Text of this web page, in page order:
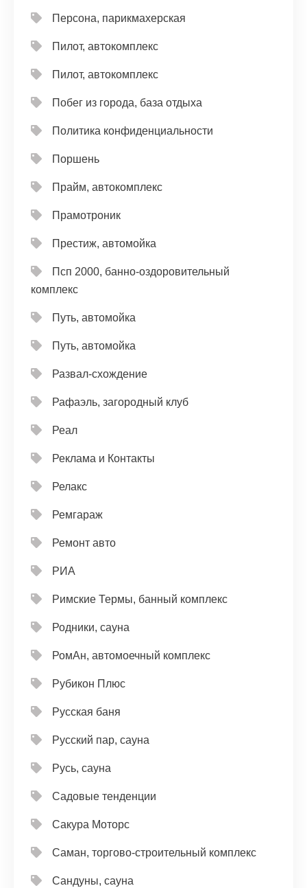
Персона, парикмахерская
Пилот, автокомплекс
Пилот, автокомплекс
Побег из города, база отдыха
Политика конфиденциальности
Поршень
Прайм, автокомплекс
Прамотроник
Престиж, автомойка
Псп 2000, банно-оздоровительный
комплекс
Путь, автомойка
Путь, автомойка
Развал-схождение
Рафаэль, загородный клуб
Реал
Реклама и Контакты
Релакс
Ремгараж
Ремонт авто
РИА
Римские Термы, банный комплекс
Родники, сауна
РомАн, автомоечный комплекс
Рубикон Плюс
Русская баня
Русский пар, сауна
Русь, сауна
Садовые тенденции
Сакура Моторс
Саман, торгово-строительный комплекс
Сандуны, сауна